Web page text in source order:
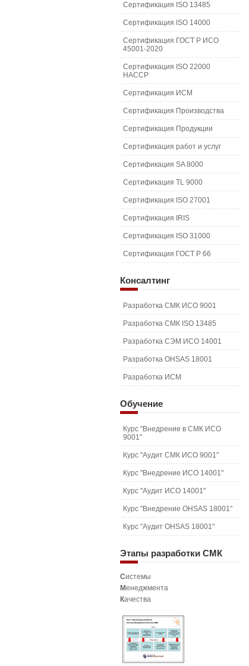
Сертификация ISO 13485
Сертификация ISO 14000
Сертификация ГОСТ Р ИСО
45001-2020
Сертификация ISO 22000
HACCP
Сертификация ИСМ
Сертификация Производства
Сертификация Продукции
Сертификация работ и услуг
Сертификация SA 8000
Сертификация TL 9000
Сертификация ISO 27001
Сертификация IRIS
Сертификация ISO 31000
Сертификация ГОСТ Р 66
Консалтинг
Разработка СМК ИСО 9001
Разработка СМК ISO 13485
Разработка СЭМ ИСО 14001
Разработка OHSAS 18001
Разработка ИСМ
Обучение
Курс "Внедрение в СМК ИСО
9001"
Курс "Аудит СМК ИСО 9001"
Курс "Внедрение ИСО 14001"
Курс "Аудит ИСО 14001"
Курс "Внедрение OHSAS 18001"
Курс "Аудит OHSAS 18001"
Этапы разработки СМК
Системы
Менеджмента
Качества